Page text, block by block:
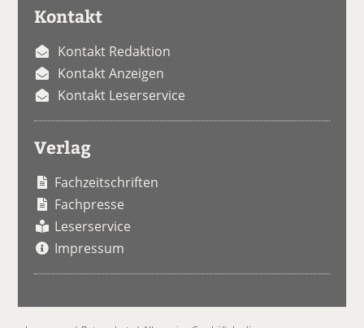
Kontakt
Kontakt Redaktion
Kontakt Anzeigen
Kontakt Leserservice
Verlag
Fachzeitschriften
Fachpresse
Leserservice
Impressum